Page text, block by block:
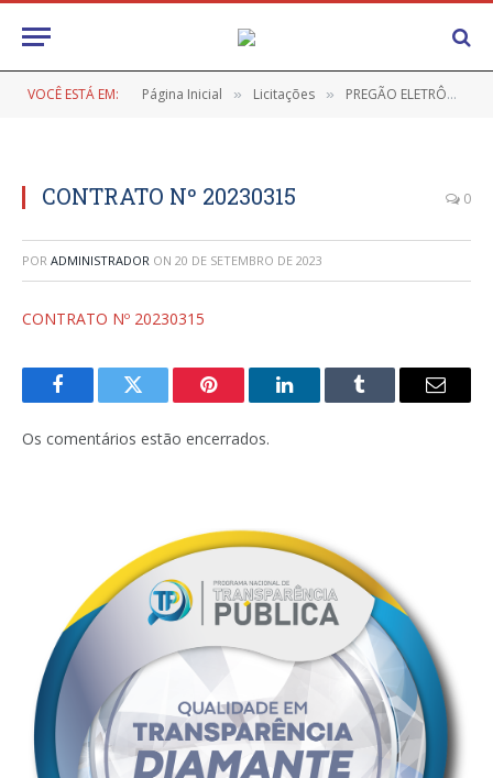
VOCÊ ESTÁ EM: Página Inicial » Licitações » PREGÃO ELETRÔNICO Nº 9/2023-029 PMRP (REGISTRO DE PREÇO VISANDO FUTURA CONTRATAÇÃO DE EMPRESA PARA A AQUISIÇÃO DE MATERIAL DE EXPEDIENTE)
CONTRATO Nº 20230315 0
POR ADMINISTRADOR ON 20 DE SETEMBRO DE 2023
CONTRATO Nº 20230315
FacebookTwitter Pinterest LinkedInTumblr
E-
Os comentários estão encerrados.